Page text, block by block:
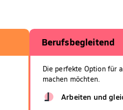
Berufsbegleitend
Die perfekte Option für
machen möchten.
Arbeiten und